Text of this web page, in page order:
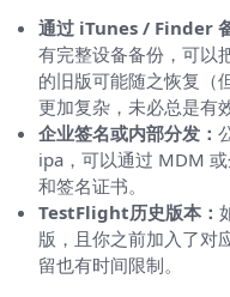
通过 iTunes / Finder
有完整设备备份，可以
的旧版可能随之恢复（
更加复杂，未必总是有
企业签名或内部分发：
ipa，可以通过 MDM
和签名证书。
TestFlight历史版本：
版，且你之前加入了对
留也有时间限制。